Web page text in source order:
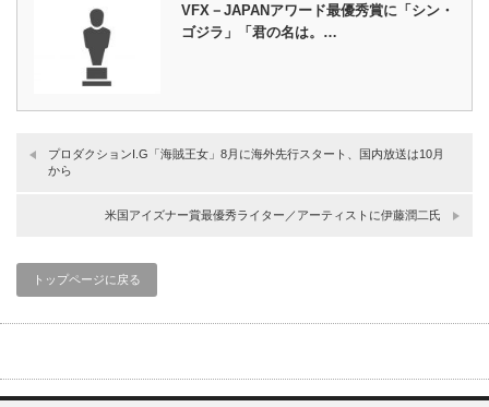
VFX－JAPANアワード最優秀賞に「シン・
ゴジラ」「君の名は。…
プロダクションI.G「海賊王女」8月に海外先行スタート、国内放送は10月
から
米国アイズナー賞最優秀ライター／アーティストに伊藤潤二氏
トップページに戻る